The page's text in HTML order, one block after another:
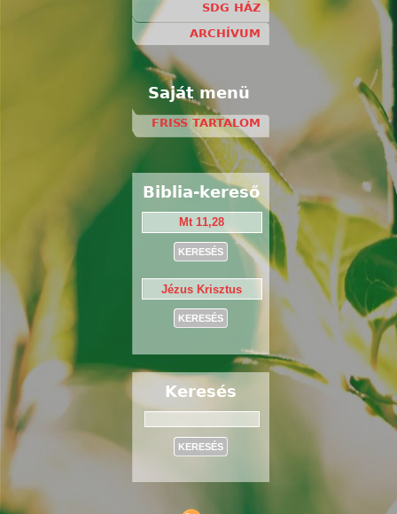
SDG HÁZ
ARCHÍVUM
Saját menü
FRISS TARTALOM
Biblia-kereső
Keresés